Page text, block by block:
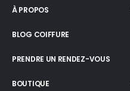
À PROPOS
BLOG COIFFURE
PRENDRE UN RENDEZ-VOUS
BOUTIQUE